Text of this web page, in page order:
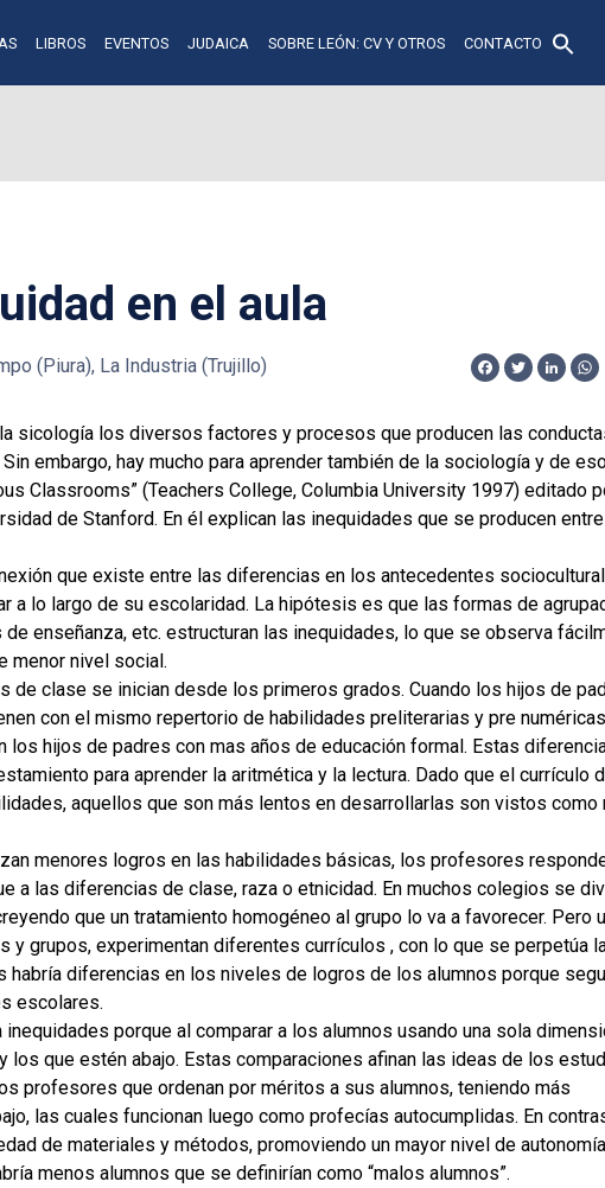
LIBROS EVENTOS JUDAICA SOBRE LEÓN: CV Y OTROS CONTACTO
en el aula
(Piura), La Industria (Trujillo)
Facebook
Twitter
sicología los diversos factores y procesos que producen las
embargo, hay mucho para aprender también de la sociología y de
Classrooms” (Teachers College, Columbia University 1997) editado
de Stanford. En él explican las inequidades que se producen
que existe entre las diferencias en los antecedentes
lo largo de su escolaridad. La hipótesis es que las formas de
enseñanza, etc. estructuran las inequidades, lo que se observa
menor nivel social.
clase se inician desde los primeros grados. Cuando los hijos de
con el mismo repertorio de habilidades preliterarias y pre
hijos de padres con mas años de educación formal. Estas
para aprender la aritmética y la lectura. Dado que el currículo
aquellos que son más lentos en desarrollarlas son vistos como
menores logros en las habilidades básicas, los profesores
a las diferencias de clase, raza o etnicidad. En muchos colegios se
que un tratamiento homogéneo al grupo lo va a favorecer. Pero
grupos, experimentan diferentes currículos , con lo que se perpetúa
habría diferencias en los niveles de logros de los alumnos porque
escolares.
porque al comparar a los alumnos usando una sola
que estén abajo. Estas comparaciones afinan las ideas de los
profesores que ordenan por méritos a sus alumnos, teniendo más
las cuales funcionan luego como profecías autocumplidas. En
de materiales y métodos, promoviendo un mayor nivel de
menos alumnos que se definirían como “malos alumnos”.